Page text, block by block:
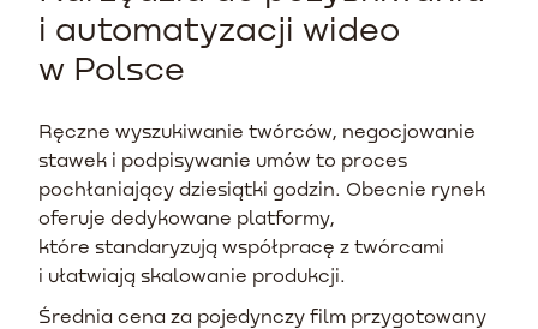
i automatyzacji wideo
w Polsce
Ręczne wyszukiwanie twórców, negocjowanie
stawek i podpisywanie umów to proces
pochłaniający dziesiątki godzin. Obecnie rynek
oferuje dedykowane platformy,
które standaryzują współpracę z twórcami
i ułatwiają skalowanie produkcji.
Średnia cena za pojedynczy film przygotowany